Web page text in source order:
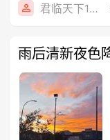
君临天下123
雨后清新夜色